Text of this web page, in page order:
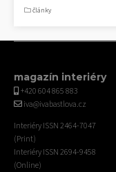
články
magazín interiéry
+420 604 865 883
iva@ivabastlova.cz
Interiéry ISSN 2464-7047
(Print)
Interiéry ISSN 2694-9458
(Online)